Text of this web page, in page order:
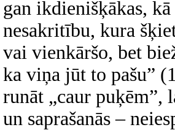
gan ikdienišķākas,
nesakritību, kura
vai vienkāršo, bet
ka viņa jūt to pašu”
runāt „caur puķēm”,
un saprašanās –